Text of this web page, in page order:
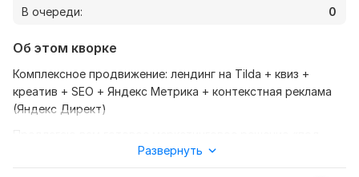
В очереди:
0
Об этом кворке
Комплексное продвижение: лендинг на Tilda + квиз +
креатив + SEO + Яндекс Метрика + контекстная реклама
(Яндекс Директ)
ключ» — полный цикл привлечения и конвертации
Развернуть